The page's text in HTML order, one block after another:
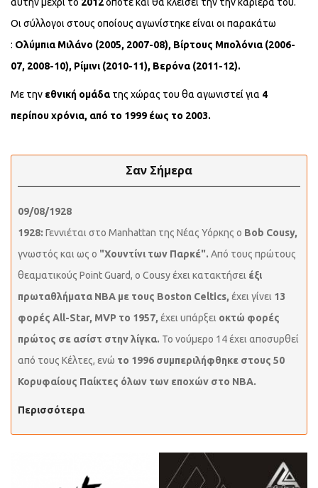
αυτήν μέχρι το 2012οπότε και θα κλείσει την την καριέρα του.
Οι σύλλογοι στους οποίους αγωνίστηκε είναι οι παρακάτω
: Ολύμπια Μιλάνο (2005, 2007-08), Βίρτους Μπολόνια (2006-
07, 2008-10), Ρίμινι (2010-11), Βερόνα (2011-12).
Με την εθνική ομάδα της χώρας του θα αγωνιστεί για 4
περίπου χρόνια, από το 1999 έως το 2003.
Σαν Σήμερα
09/08/1928
1928: Γεννιέται στο Manhattan της Νέας Υόρκης ο Bob Cousy,
γνωστός και ως ο "Χουντίνι των Παρκέ". Από τους πρώτους
θεαματικούς Point Guard, ο Cousy έχει κατακτήσει έξι
πρωταθλήματα NBA με τους Boston Celtics, έχει γίνει 13
φορές All-Star, MVP το 1957, έχει υπάρξει οκτώ φορές
πρώτος σε ασίστ στην λίγκα. Το νούμερο 14 έχει αποσυρθεί
από τους Κέλτες, ενώ το 1996 συμπεριλήφθηκε στους 50
Κορυφαίους Παίκτες όλων των εποχών στο ΝΒΑ.
Περισσότερα